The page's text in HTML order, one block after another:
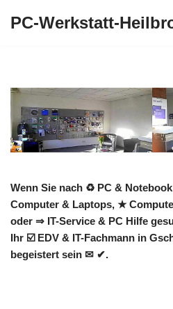
PC-Werkstatt-
Wenn Sie nach ♻ PC & Notebook
Computer & Laptops, ★
oder ⇒ IT-Service & PC Hilfe
Ihr ☑️ EDV & IT-Fachmann in
begeistert sein ✉ ✔.